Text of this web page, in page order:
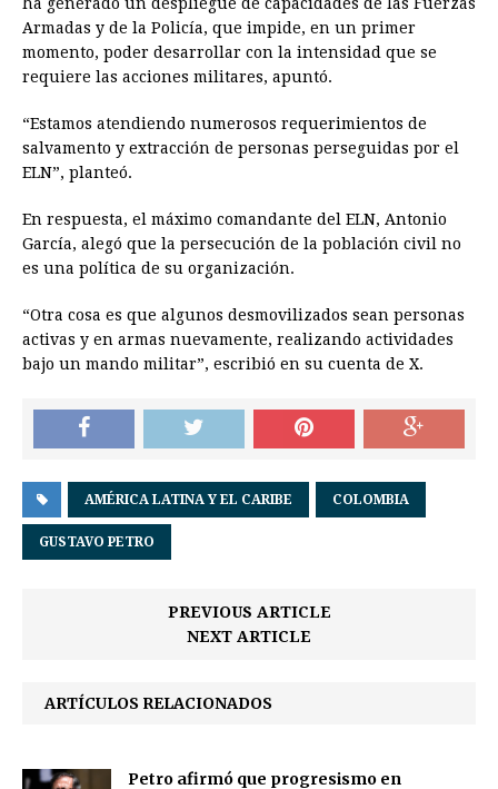
ha generado un despliegue de capacidades de las Fuerzas
Armadas y de la Policía, que impide, en un primer
momento, poder desarrollar con la intensidad que se
requiere las acciones militares, apuntó.
“Estamos atendiendo numerosos requerimientos de
salvamento y extracción de personas perseguidas por el
ELN”, planteó.
En respuesta, el máximo comandante del ELN, Antonio
García, alegó que la persecución de la población civil no
es una política de su organización.
“Otra cosa es que algunos desmovilizados sean personas
activas y en armas nuevamente, realizando actividades
bajo un mando militar”, escribió en su cuenta de X.
AMÉRICA LATINA Y EL CARIBE COLOMBIA
GUSTAVO PETRO
PREVIOUS ARTICLE
NEXT ARTICLE
ARTÍCULOS RELACIONADOS
Petro afirmó que progresismo en